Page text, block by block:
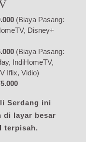
(Biaya Pasang:
Disney+
(Biaya Pasang:
IndiHomeTV,
Iflix, Vidio)
Serdang ini
di layar besar
terpisah.